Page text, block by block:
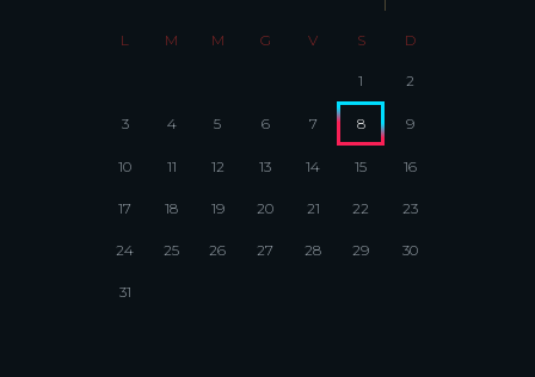
L M M G V S D
1 2
3 4 5 6 7 8 9
10 11 12 13 14 15 16
17 18 19 20 21 22 23
24 25 26 27 28 29 30
31